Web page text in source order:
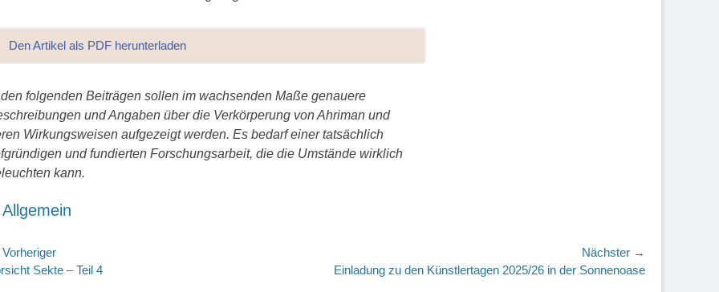
Den Artikel als PDF herunterladen
folgenden Beiträgen sollen im wachsenden Maße genauere
und Angaben über die Verkörperung von Ahriman und
Wirkungsweisen aufgezeigt werden. Es bedarf einer tatsächlich
und fundierten Forschungsarbeit, die die Umstände wirklich
kann.
Allgemein
Sekte – Teil 4
Nächster →
Nächster
Einladung zu den Künstlertagen 2025/26 in der Sonnenoase